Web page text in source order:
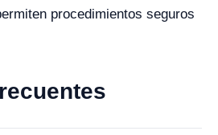
procedimientos seguros